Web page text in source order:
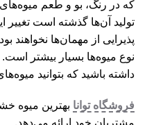
که در رنگ، بو و طعم
تولید آن‌ها گذشته است
پذیرایی از مهمان‌ها نخواهند
نوع میوه‌ها بسیار بیشتر
داشته باشید که بتوانید
فروشگاه توانا بهترین میوه
مشتریان خود ارائه می‌دهد.